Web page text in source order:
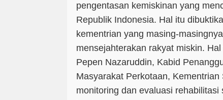
pengentasan kemiskinan yang
Republik Indonesia. Hal itu
kementrian yang masing-
mensejahterakan rakyat miskin.
Pepen Nazaruddin, Kabid
Masyarakat Perkotaan, Kementrian
monitoring dan evaluasi